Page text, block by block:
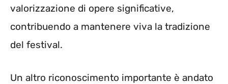
valorizzazione di opere significative,
contribuendo a mantenere viva la tradizione
del festival.
Un altro riconoscimento importante è andato